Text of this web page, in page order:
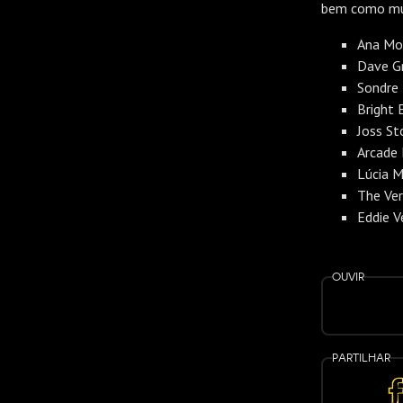
bem como
Ana
Dave
Sondre
Bright
Joss
Lúcia
The
Eddie
Ouvir
Partilhar
no